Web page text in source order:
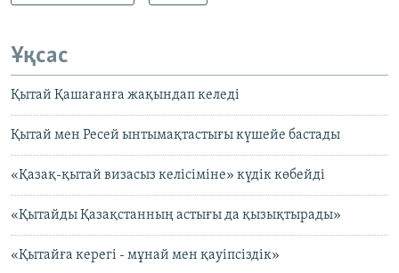
Ұқсас
Қытай Қашағанға жақындап келеді
Қытай мен Ресей ынтымақтастығы күшейе бастады
«Қазақ-қытай визасыз келісіміне» күдік көбейді
«Қытайды Қазақстанның астығы да қызықтырады»
«Қытайға керегі - мұнай мен қауіпсіздік»